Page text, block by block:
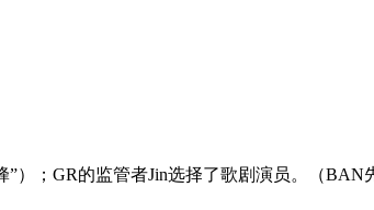
；GR的监管者Jin选择了歌剧演员。（BAN